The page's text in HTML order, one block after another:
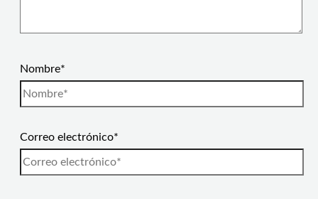
Nombre*
Correo electrónico*